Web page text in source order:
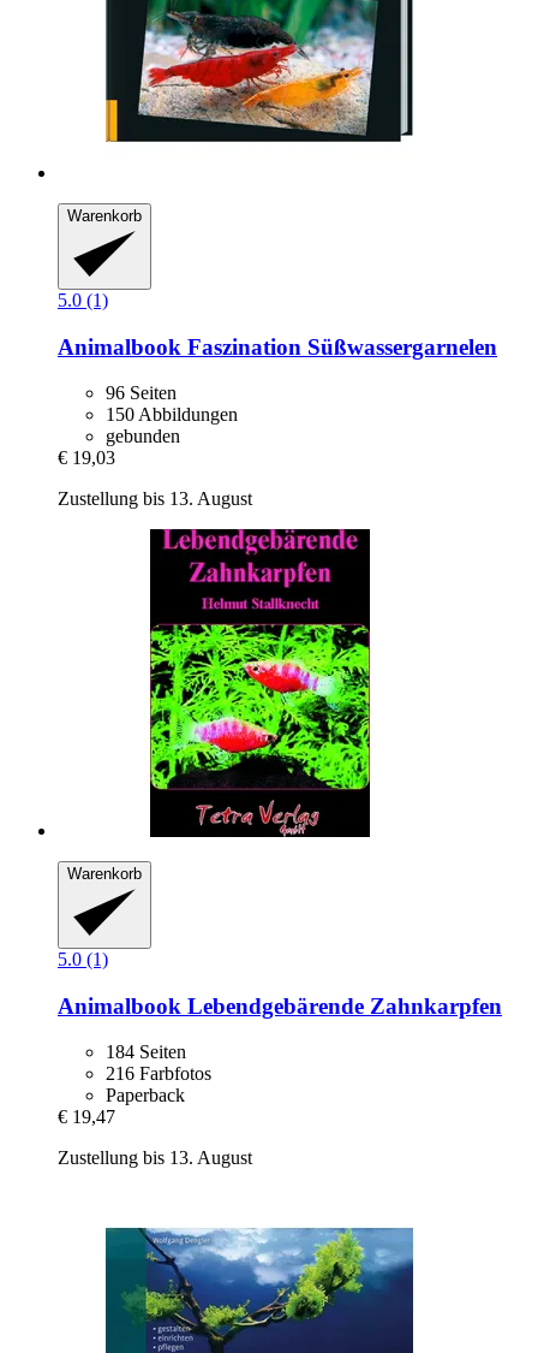
Warenkorb
5.0 (1)
Animalbook Faszination Süßwassergarnelen
96 Seiten
150 Abbildungen
gebunden
€ 19,03
Zustellung bis 13. August
Warenkorb
5.0 (1)
Animalbook Lebendgebärende Zahnkarpfen
184 Seiten
216 Farbfotos
Paperback
€ 19,47
Zustellung bis 13. August